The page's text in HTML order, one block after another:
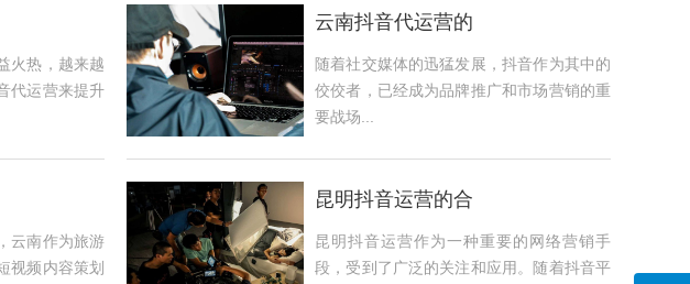
火热，越来越
代运营来提升
云南抖音代运营的
随着社交媒体的迅猛发展，抖音作为其中的
佼佼者，已经成为品牌推广和市场营销的重
要战场...
云南作为旅游
视频内容策划
昆明抖音运营的合
昆明抖音运营作为一种重要的网络营销手
段，受到了广泛的关注和应用。随着抖音平